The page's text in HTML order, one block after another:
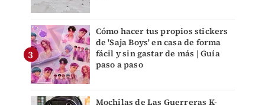
Cómo hacer tus propios stickers
de 'Saja Boys' en casa de forma
fácil y sin gastar de más | Guía
paso a paso
Mochilas de Las Guerreras K-